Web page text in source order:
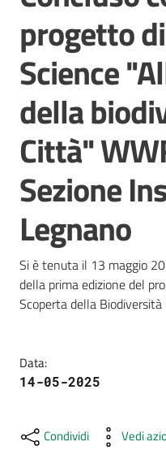
dati
Strumenti
e
risorse
Citizen
Science
Progetti
formazione
ambientale
progetto
Science
della
Città"
Sezione
Legnano
Si è tenuta il 13 maggio
della prima edizione del
Scoperta della Biodiversità
Data:
14-05-2025
Condividi Vedi